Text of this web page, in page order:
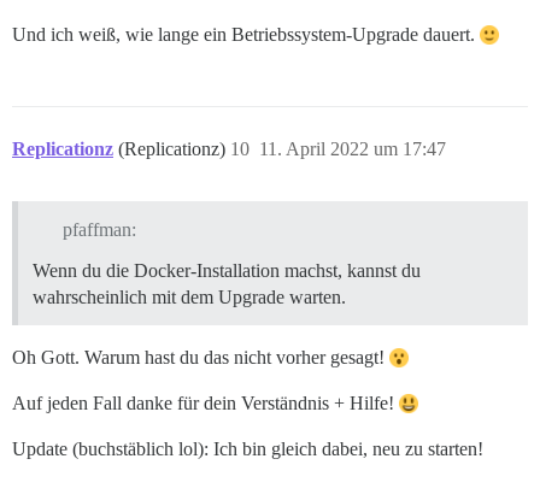
Und ich weiß, wie lange ein Betriebssystem-Upgrade dauert.
Replicationz (Replicationz) 11. April 2022 um 17:47
10
pfaffman:
Wenn du die Docker-Installation machst, kannst du
wahrscheinlich mit dem Upgrade warten.
Oh Gott. Warum hast du das nicht vorher gesagt!
Auf jeden Fall danke für dein Verständnis + Hilfe!
Update (buchstäblich lol): Ich bin gleich dabei, neu zu starten!